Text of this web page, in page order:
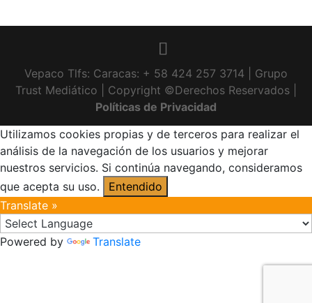
Vepaco Tlfs: Caracas: + 58 424 257 3714 | Grupo
Trust Mediático | Copyright ©Derechos Reservados |
Políticas de Privacidad
Utilizamos cookies propias y de terceros para realizar el
análisis de la navegación de los usuarios y mejorar
nuestros servicios. Si continúa navegando, consideramos
que acepta su uso.
Entendido
Translate »
Powered by Translate